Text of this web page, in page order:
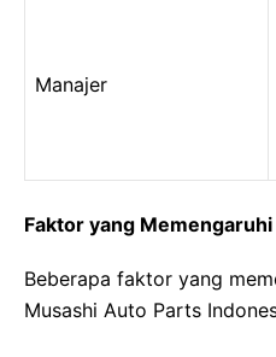
Manajer
Faktor yang Memengaruhi
Beberapa faktor yang
Musashi Auto Parts